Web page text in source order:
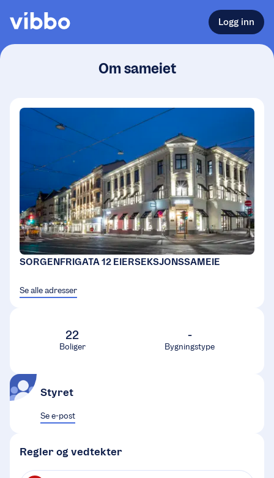
Logg inn
Om sameiet
SORGENFRIGATA 12 EIERSEKSJONSSAMEIE
Se alle adresser
22
Boliger
-
Bygningstype
Styret
Se e-post
Regler og vedtekter